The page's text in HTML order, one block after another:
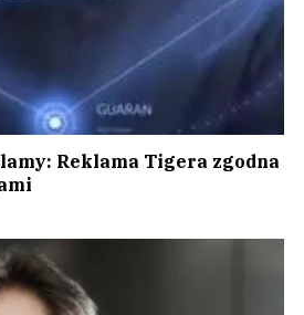
Reklama Tigera zgodna